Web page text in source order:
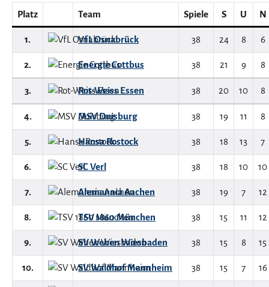
Platz Team Spiele S U N
1. VfL Osnabrück 38 24 8 6
2. Energie Cottbus 38 21 9 8
3. Rot-Weiss Essen 38 20 10 8
4. MSV Duisburg 38 19 11 8
5. Hansa Rostock 38 18 13 7
6. SC Verl 38 18 10 10
7. Alemannia Aachen 38 19 7 12
8. TSV 1860 München 38 15 11 12
9. SV Wehen Wiesbaden 38 15 8 15
10. SV Waldhof Mannheim 38 15 7 16